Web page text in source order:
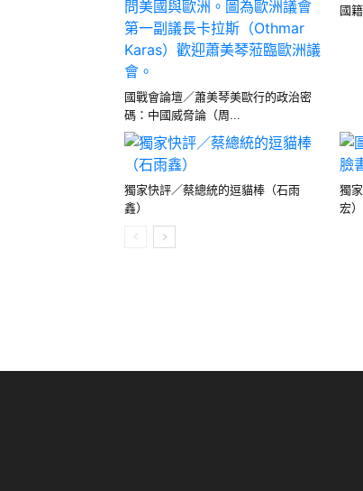
國戰會論壇／蕭美琴美歐行的政治密
碼：中國威脅論（周...
國
獨家快評／蔡總統的逗貓棒（石雨
鑫）
獨
宏）